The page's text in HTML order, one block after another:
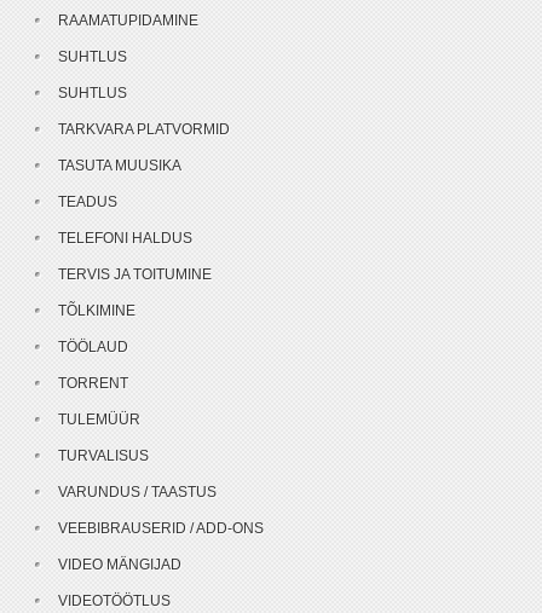
RAAMATUPIDAMINE
SUHTLUS
SUHTLUS
TARKVARA PLATVORMID
TASUTA MUUSIKA
TEADUS
TELEFONI HALDUS
TERVIS JA TOITUMINE
TÕLKIMINE
TÖÖLAUD
TORRENT
TULEMÜÜR
TURVALISUS
VARUNDUS / TAASTUS
VEEBIBRAUSERID / ADD-ONS
VIDEO MÄNGIJAD
VIDEOTÖÖTLUS